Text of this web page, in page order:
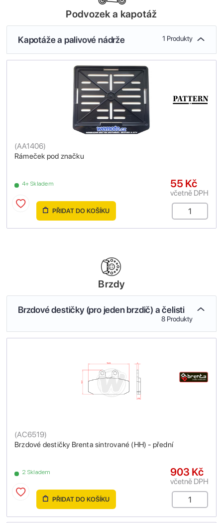
Podvozek a kapotáž
Kapotáže a palivové nádrže 1 Produkty
Rámeček pod značku
(AA1406)
4+ Skladem 55 Kč
včetně DPH
PŘIDAT DO KOŠÍKU
Brzdy
Brzdové destičky (pro jeden brzdič) a čelisti
8 Produkty
Brzdové destičky Brenta sintrované (HH) - přední
(AC6519)
2 Skladem 903 Kč
včetně DPH
PŘIDAT DO KOŠÍKU